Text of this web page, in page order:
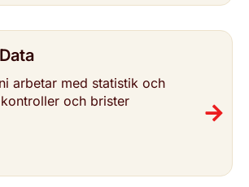
arbetar med statistik och
och brister